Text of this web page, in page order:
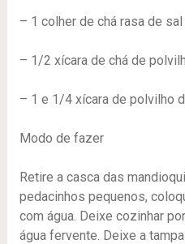
– 1 colher de chá rasa de sal
– 1/2 xícara de chá de
– 1 e 1/4 xícara de polvilho
Modo de fazer
Retire a casca das
pedacinhos pequenos,
com água. Deixe cozinhar
água fervente. Deixe a